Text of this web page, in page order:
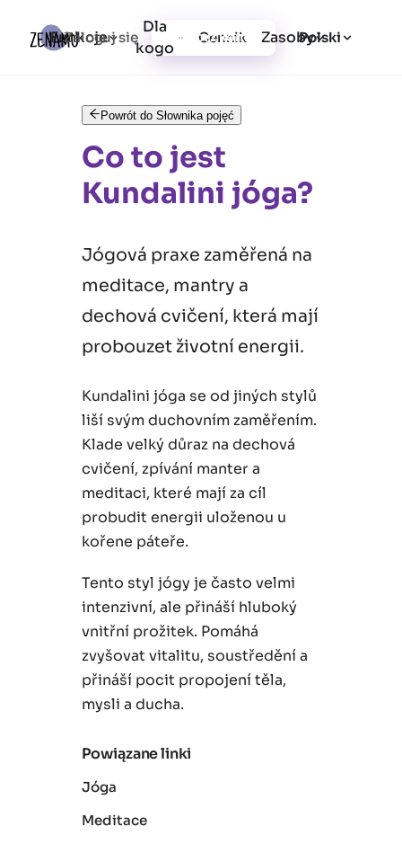
Funkcje
Dla
kogo
Cennik Zasoby
Zaloguj się Utwórz konto Polski
Powrót do Słownika pojęć
Co to jest
Kundalini jóga?
Jógová praxe zaměřená na
meditace, mantry a
dechová cvičení, která mají
probouzet životní energii.
Kundalini jóga se od jiných stylů
liší svým duchovním zaměřením.
Klade velký důraz na dechová
cvičení, zpívání manter a
meditaci, které mají za cíl
probudit energii uloženou u
kořene páteře.
Tento styl jógy je často velmi
intenzivní, ale přináší hluboký
vnitřní prožitek. Pomáhá
zvyšovat vitalitu, soustředění a
přináší pocit propojení těla,
mysli a ducha.
Powiązane linki
Jóga
Meditace